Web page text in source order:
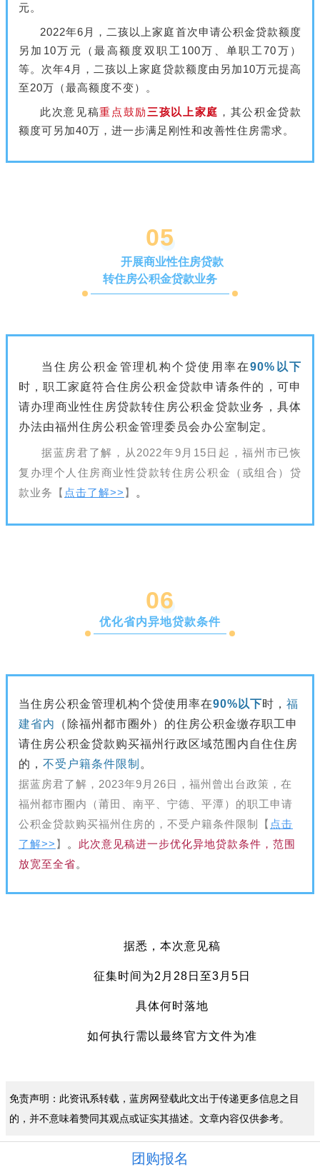
元。
2022年6月，二孩以上家庭首次申请公积金贷款额度
另加10万元（最高额度双职工100万、单职工70万）
等。次年4月，二孩以上家庭贷款额度由另加10万元提高
至20万（最高额度不变）。
此次意见稿重点鼓励 三孩以上家庭 ，其公积金贷款
额度可另加40万，进一步满足刚性和改善性住房需求。
05
开展商业性住房贷款
转住房公积金贷款业务
当住房公积金管理机构个贷使用率在90%以下
时，职工家庭符合住房公积金贷款申请条件的，可申
请办理商业性住房贷款转住房公积金贷款业务，具体
办法由福州住房公积金管理委员会办公室制定。
据蓝房君了解，从2022年9月15日起，福州市已恢
复办理个人住房商业性贷款转住房公积金（或组合）贷
款业务【 点击了解>> 】 。
06
优化省内异地贷款条件
当住房公积金管理机构个贷使用率在90%以下时， 福
建省内
（除福州都市圈外）的住房公积金缴存职工申
请住房公积金贷款购买福州行政区域范围内自住住房
的， 不受户籍条件限制 。
据蓝房君了解，2023年9月26日，福州曾出台政策，在
福州都市圈内（莆田、南平、宁德、平潭）的职工申请
公积金贷款购买福州住房的，不受户籍条件限制【 点击
了解>> 】 。 此次意见稿进一步优化异地贷款条件，范围
放宽至全省。
据悉，本次意见稿
征集时间为2月28日至3月5日
具体何时落地
如何执行需以最终官方文件为准
免责声明：此资讯系转载，蓝房网登载此文出于传递更多信息之目
的，并不意味着赞同其观点或证实其描述。文章内容仅供参考。
团购报名